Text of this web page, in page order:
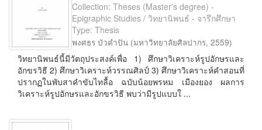
Collection: Theses (Master's degree) -
Epigraphic Studies / วิทยานิพนธ์ - จารึกศึกษา
Type: Thesis
พงศธร บัวคำปัน (มหาวิทยาลัยศิลปากร, 2559)
วิทยานิพนธ์นี้มีวัตถุประสงค์เพื่อ 1) ศึกษาวิเคราะห์รูปอักษรและ
อักขรวิธี 2) ศึกษาวิเคราะห์วรรณศิลป์ 3) ศึกษาวิเคราะห์คำสอนที่
ปรากฏในพับสาคำขับไทลื้อ ฉบับน้อยพรหม เมืองยอง ผลการ
วิเคราะห์รูปอักษรและอักขรวิธี พบว่ามีรูปแบบใ ...